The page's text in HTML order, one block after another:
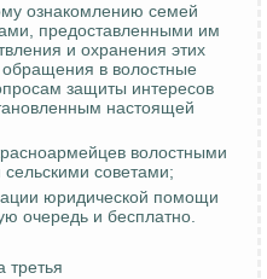
ознакомлению семей
предоставленными им
и охранения этих
обращения в волостные
защиты интересов
настоящей
волостными
советами;
юридической помощи
очередь и бесплатно.
третья